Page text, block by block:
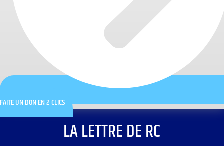
FAITE UN DON EN 2 CLICS
LA LETTRE DE RC